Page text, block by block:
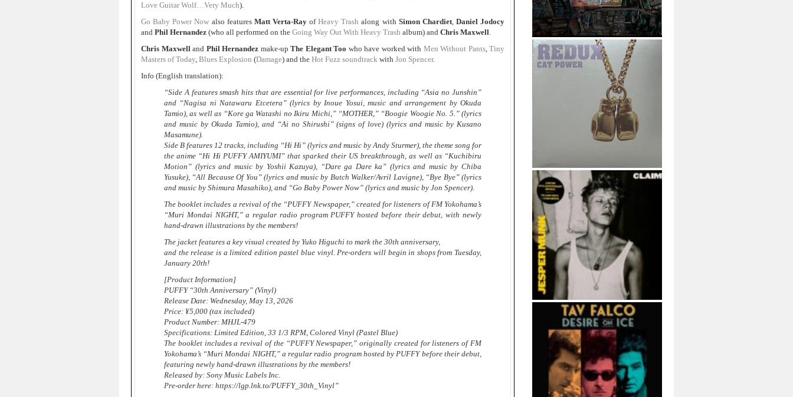
Love Guitar Wolf…Very Much).
Go Baby Power Now also features Matt Verta-RayofHeavy Trash along with Simon Chardiet, Daniel Jodocy
and Phil Hernandez (who all performed on the Going Way Out With Heavy Trash album) and Chris Maxwell.
Chris Maxwelland Phil Hernandez make-up The Elegant Too who have worked with Men Without Pants, Tiny
Masters of Today, Blues Explosion (Damage) and the Hot Fuzz soundtrack with Jon Spencer.
Info (English translation):
“Side A features smash hits that are essential for live performances, including “Asia no Junshin”
and “Nagisa ni Natawaru Etcetera” (lyrics by Inoue Yosui, music and arrangement by Okuda
Tamio), as well as “Kore ga Watashi no Ikiru Michi,” “MOTHER,” “Boogie Woogie No. 5.” (lyrics
and music by Okuda Tamio), and “Ai no Shirushi” (signs of love) (lyrics and music by Kusano
Masamune).
Side B features 12 tracks, including “Hi Hi” (lyrics and music by Andy Sturmer), the theme song for
the anime “Hi Hi PUFFY AMIYUMI” that sparked their US breakthrough, as well as “Kuchibiru
Motion” (lyrics and music by Yoshii Kazuya), “Dare ga Dare ka” (lyrics and music by Chiba
Yusuke), “All Because Of You” (lyrics and music by Butch Walker/Avril Lavigne), “Bye Bye” (lyrics
and music by Shimura Masahiko), and “Go Baby Power Now” (lyrics and music by Jon Spencer).
The booklet includes a revival of the “PUFFY Newspaper,” created for listeners of FM Yokohama’s
“Muri Mondai NIGHT,” a regular radio program PUFFY hosted before their debut, with newly
hand-drawn illustrations by the members!
The jacket features a key visual created by Yuko Higuchi to mark the 30th anniversary,
and the release is a limited edition pastel blue vinyl. Pre-orders will begin in shops from Tuesday,
January 20th!
[Product Information]
PUFFY “30th Anniversary” (Vinyl)
Release Date: Wednesday, May 13, 2026
Price: ¥5,000 (tax included)
Product Number: MHJL-479
Specifications: Limited Edition, 33 1/3 RPM, Colored Vinyl (Pastel Blue)
The booklet includes a revival of the “PUFFY Newspaper,” originally created for listeners of FM
Yokohama’s “Muri Mondai NIGHT,” a regular radio program hosted by PUFFY before their debut,
featuring newly hand-drawn illustrations by the members!
Released by: Sony Music Labels Inc.
Pre-order here: https://lgp.lnk.to/PUFFY_30th_Vinyl”